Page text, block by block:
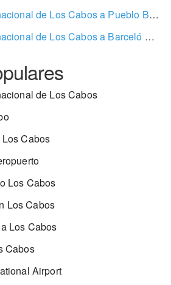
Cabos a Pueblo Bonito Sunset Beach Golf & Spa Resort
Los Cabos a Barceló Gran Faro Los Cabos
de Los Cabos
Cabos
Los Cabos
Los Cabos
Los Cabos
Cabos
Airport